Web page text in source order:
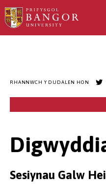
Sgipiwch
i’r
RHANNWCH Y DUDALEN HON
Sesiynau Galw